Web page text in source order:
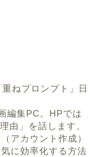
ねプロンプト」日
編集PC。HPでは
由」を話します。
アカウント作成）
に効率化する方法